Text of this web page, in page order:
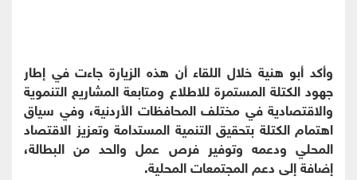
وأكد أبو هنية خلال اللقاء أن هذه الزيارة جاءت في إطار
جهود الكتلة المستمرة للاطلاع ومتابعة المشاريع التنموية
والاقتصادية في مختلف المحافظات الأردنية، وفي سياق
اهتمام الكتلة بتحقيق التنمية المستدامة وتعزيز الاقتصاد
المحلي ودعمه وتوفير فرص عمل والحد من البطالة،
إضافة إلى دعم المجتمعات المحلية.